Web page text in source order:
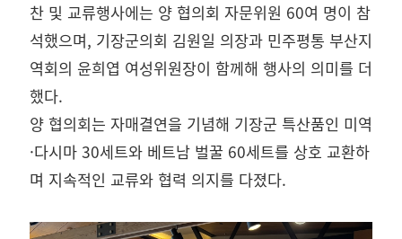
찬 및 교류행사에는 양 협의회 자문위원 60여 명이 참
석했으며, 기장군의회 김원일 의장과 민주평통 부산지
역회의 윤희엽 여성위원장이 함께해 행사의 의미를 더
했다.
양 협의회는 자매결연을 기념해 기장군 특산품인 미역
·다시마 30세트와 베트남 벌꿀 60세트를 상호 교환하
며 지속적인 교류와 협력 의지를 다졌다.